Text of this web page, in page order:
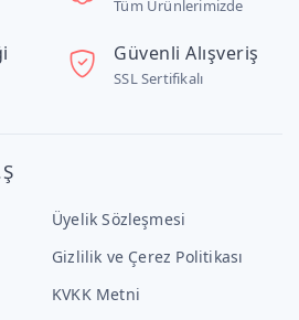
Tüm Ürünlerimizde
Güvenli Alışveriş
SSL Sertifikalı
Üyelik Sözleşmesi
Gizlilik ve Çerez Politikası
KVKK Metni